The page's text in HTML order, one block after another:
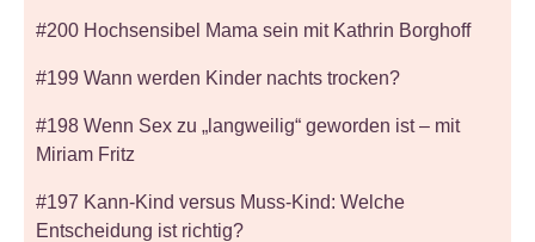
#200 Hochsensibel Mama sein mit Kathrin Borghoff
#199 Wann werden Kinder nachts trocken?
#198 Wenn Sex zu „langweilig“ geworden ist – mit
Miriam Fritz
#197 Kann-Kind versus Muss-Kind: Welche
Entscheidung ist richtig?